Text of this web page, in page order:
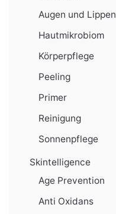
Augen und Lippen
Hautmikrobiom
Körperpflege
Peeling
Primer
Reinigung
Sonnenpflege
Skintelligence
Age Prevention
Anti Oxidans